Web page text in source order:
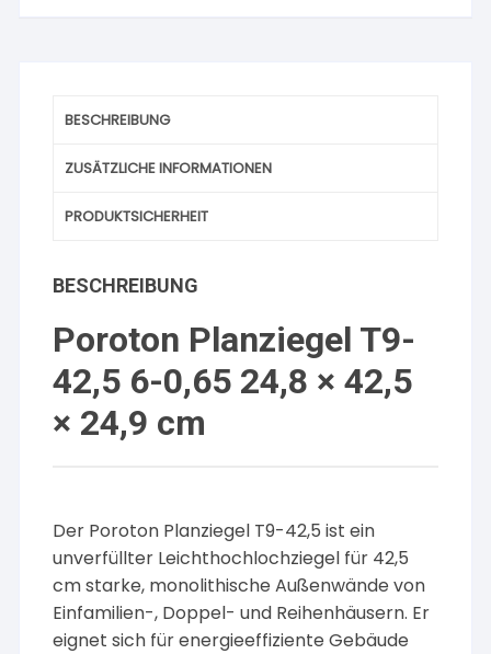
BESCHREIBUNG
ZUSÄTZLICHE INFORMATIONEN
PRODUKTSICHERHEIT
BESCHREIBUNG
Poroton Planziegel T9-
42,5 6-0,65 24,8 × 42,5
× 24,9 cm
Der Poroton Planziegel T9-42,5 ist ein
unverfüllter Leichthochlochziegel für 42,5
cm starke, monolithische Außenwände von
Einfamilien-, Doppel- und Reihenhäusern. Er
eignet sich für energieeffiziente Gebäude